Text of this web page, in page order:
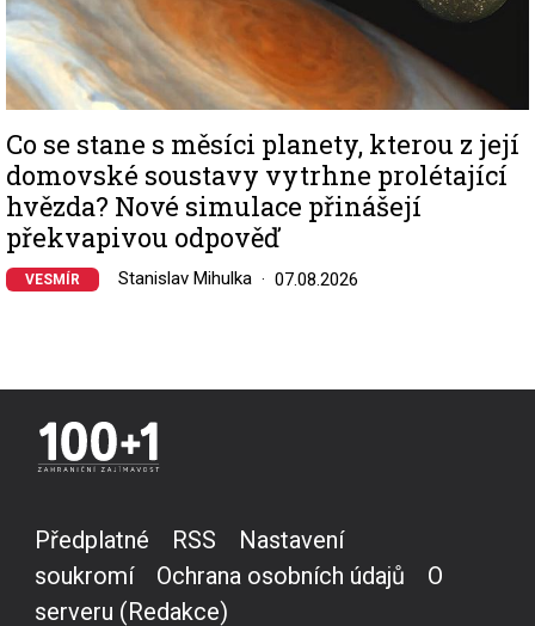
Co se stane s měsíci planety, kterou z její
domovské soustavy vytrhne prolétající
hvězda? Nové simulace přinášejí
překvapivou odpověď
VESMÍR Stanislav Mihulka 07.08.2026
Předplatné RSS
Nastavení
soukromí
Ochrana osobních údajů
O
serveru (Redakce)